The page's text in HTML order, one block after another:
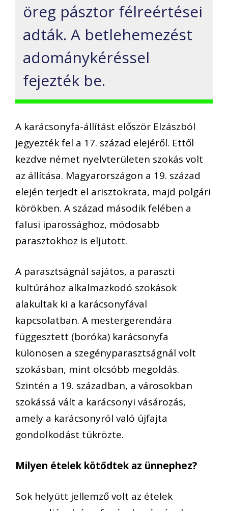
öreg pásztor félreértései
adták. A betlehemezést
adománykéréssel
fejezték be.
A karácsonyfa-állítást először Elzászból
jegyezték fel a 17. század elejéről. Ettől
kezdve német nyelvterületen szokás volt
az állítása. Magyarországon a 19. század
elején terjedt el arisztokrata, majd polgári
körökben. A század második felében a
falusi iparossághoz, módosabb
parasztokhoz is eljutott.
A parasztságnál sajátos, a paraszti
kultúrához alkalmazkodó szokások
alakultak ki a karácsonyfával
kapcsolatban. A mestergerendára
függesztett (boróka) karácsonyfa
különösen a szegényparasztságnál volt
szokásban, mint olcsóbb megoldás.
Szintén a 19. században, a városokban
szokássá vált a karácsonyi vásározás,
amely a karácsonyról való újfajta
gondolkodást tükrözte.
Milyen ételek kötődtek az ünnephez?
Sok helyütt jellemzővolt az ételek